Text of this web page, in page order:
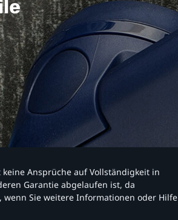
Ansprüche auf Vollständigkeit in
Garantie abgelaufen ist, da
, wenn Sie weitere Informationen oder Hilfe